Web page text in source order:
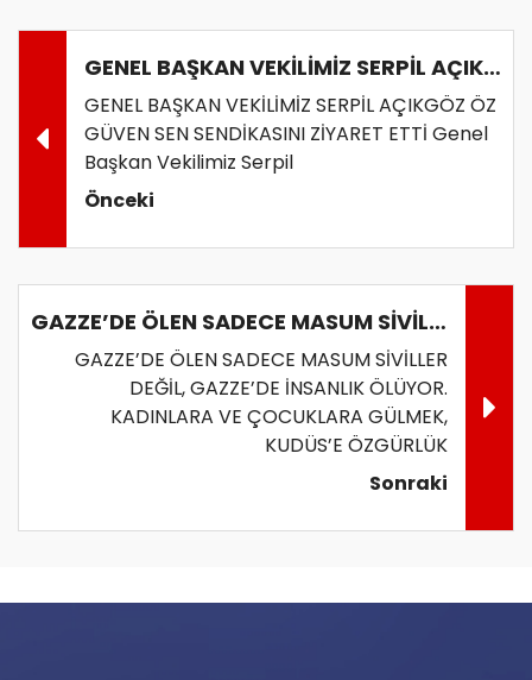
GENEL BAŞKAN VEKİLİMİZ SERPİL AÇIKGÖZ ÖZ GÜVEN SEN SENDİKASINI ZİYARET ETTİ
GENEL BAŞKAN VEKİLİMİZ SERPİL AÇIKGÖZ ÖZ
GÜVEN SEN SENDİKASINI ZİYARET ETTİ Genel
Başkan Vekilimiz Serpil
Önceki
GAZZE’DE ÖLEN SADECE MASUM SİVİLLER DEĞİL, GAZZE’DE İNSANLIK ÖLÜYOR
GAZZE’DE ÖLEN SADECE MASUM SİVİLLER
DEĞİL, GAZZE’DE İNSANLIK ÖLÜYOR.
KADINLARA VE ÇOCUKLARA GÜLMEK,
KUDÜS’E ÖZGÜRLÜK
Sonraki